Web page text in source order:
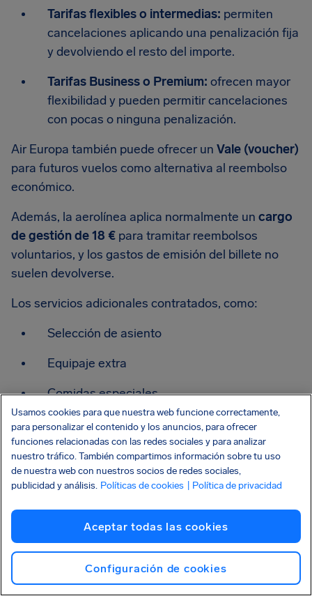
Tarifas flexibles o intermedias: permiten
cancelaciones aplicando una penalización fija
y devolviendo el resto del importe.
Tarifas Business o Premium: ofrecen mayor
flexibilidad y pueden permitir cancelaciones
con pocas o ninguna penalización.
Air Europa también puede ofrecer un Vale (voucher)
para futuros vuelos como alternativa al reembolso
económico.
Además, la aerolínea aplica normalmente un cargo
de gestión de 18 € para tramitar reembolsos
voluntarios, y los gastos de emisión del billete no
suelen devolverse.
Los servicios adicionales contratados, como:
Selección de asiento
Equipaje extra
Comidas especiales
Servicios complementarios
normalmente tampoco son reembolsables si eres tú
quien cancela el viaje.
2. Regla de las 24 horas
Air Europa permite cancelar gratuitamente durante
las primeras 24 horas después de realizar la reserva,
Usamos cookies para que nuestra web funcione correctamente,
para personalizar el contenido y los anuncios, para ofrecer
funciones relacionadas con las redes sociales y para analizar
nuestro tráfico. También compartimos información sobre tu uso
de nuestra web con nuestros socios de redes sociales,
publicidad y análisis. Políticas de cookies | Política de privacidad
Aceptar todas las cookies
Configuración de cookies